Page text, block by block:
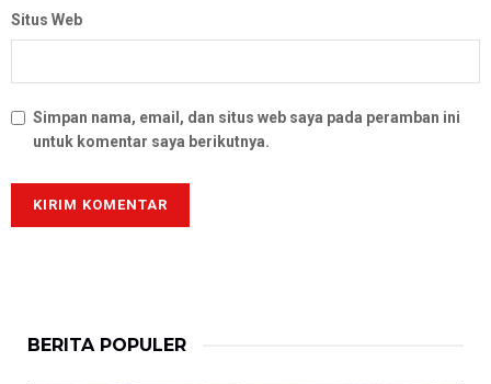
Situs Web
Simpan nama, email, dan situs web saya pada peramban ini
untuk komentar saya berikutnya.
BERITA POPULER